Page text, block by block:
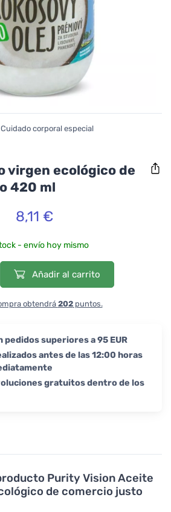
Purity Vision Aceite
de comercio justo
Cuidado corporal especial
virgen ecológico de
420 ml
8,11 €
- envío hoy mismo
Añadir al carrito
obtendrá 202puntos.
pedidos superiores a 95 EUR
antes de las 12:00 horas
gratuitos dentro de los